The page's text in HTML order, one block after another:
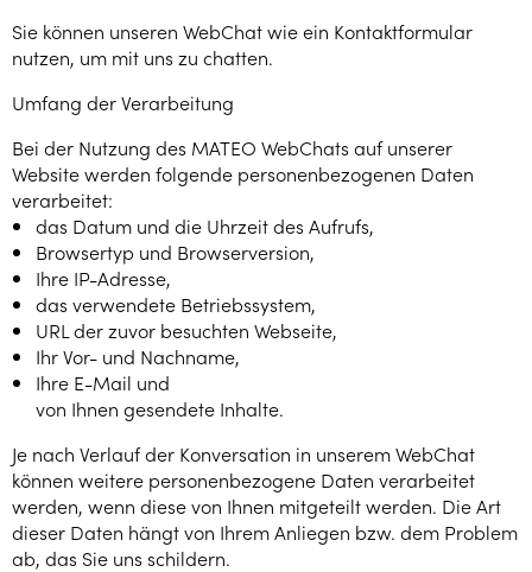
Sie können unseren WebChat wie ein Kontaktformular
nutzen, um mit uns zu chatten.
Umfang der Verarbeitung
Bei der Nutzung des MATEO WebChats auf unserer
Website werden folgende personenbezogenen Daten
verarbeitet:
das Datum und die Uhrzeit des Aufrufs,
Browsertyp und Browserversion,
Ihre IP-Adresse,
das verwendete Betriebssystem,
URL der zuvor besuchten Webseite,
Ihr Vor- und Nachname,
Ihre E-Mail und
von Ihnen gesendete Inhalte.
Je nach Verlauf der Konversation in unserem WebChat
können weitere personenbezogene Daten verarbeitet
werden, wenn diese von Ihnen mitgeteilt werden. Die Art
dieser Daten hängt von Ihrem Anliegen bzw. dem Problem
ab, das Sie uns schildern.